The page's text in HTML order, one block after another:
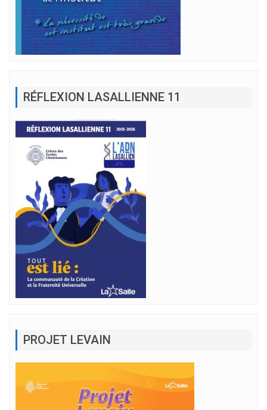
RÉFLEXION LASALLIENNE 11
PROJET LEVAIN